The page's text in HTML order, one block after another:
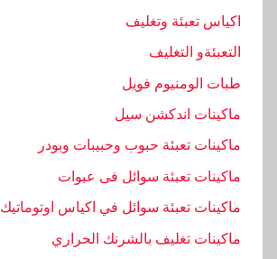
اكياس تعبئة وتغليف
التعبئةو التغليف
طبات الومنيوم فويل
ماكينات اندكشن سيل
ماكينات تعبئة حبوب وحبيبات وبودر
ماكينات تعبئة سوائل فى عبوات
ماكينات تعبئة سوائل في اكياس اوتوماتيك
ماكينات تغليف بالشرنك الحراري